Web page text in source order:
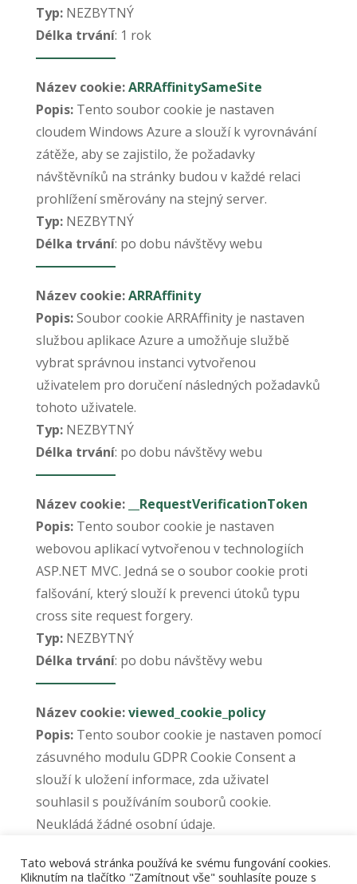
Typ:NEZBYTNÝ
Délka trvání: 1 rok
Název cookie:ARRAffinitySameSite
Popis:Tento soubor cookie je nastaven
cloudem Windows Azure a slouží k vyrovnávání
zátěže, aby se zajistilo, že požadavky
návštěvníků na stránky budou v každé relaci
prohlížení směrovány na stejný server.
Typ:NEZBYTNÝ
Délka trvání: po dobu návštěvy webu
Název cookie:ARRAffinity
Popis:Soubor cookie ARRAffinity je nastaven
službou aplikace Azure a umožňuje službě
vybrat správnou instanci vytvořenou
uživatelem pro doručení následných požadavků
tohoto uživatele.
Typ:NEZBYTNÝ
Délka trvání: po dobu návštěvy webu
Název cookie:
__RequestVerificationToken
Popis:Tento soubor cookie je nastaven
webovou aplikací vytvořenou v technologiích
ASP.NET MVC. Jedná se o soubor cookie proti
falšování, který slouží k prevenci útoků typu
cross site request forgery.
Typ:NEZBYTNÝ
Délka trvání: po dobu návštěvy webu
Název cookie:viewed_cookie_policy
Popis:Tento soubor cookie je nastaven pomocí
zásuvného modulu GDPR Cookie Consent a
slouží k uložení informace, zda uživatel
souhlasil s používáním souborů cookie.
Neukládá žádné osobní údaje.
Délka trvání: 11 měsíců
Tato webová stránka používá ke svému fungování cookies.
Kliknutím na tlačítko "Zamítnout vše" souhlasíte pouze s